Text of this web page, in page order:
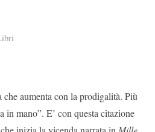
che aumenta con la prodigalità. Più
in mano”. E’ con questa citazione